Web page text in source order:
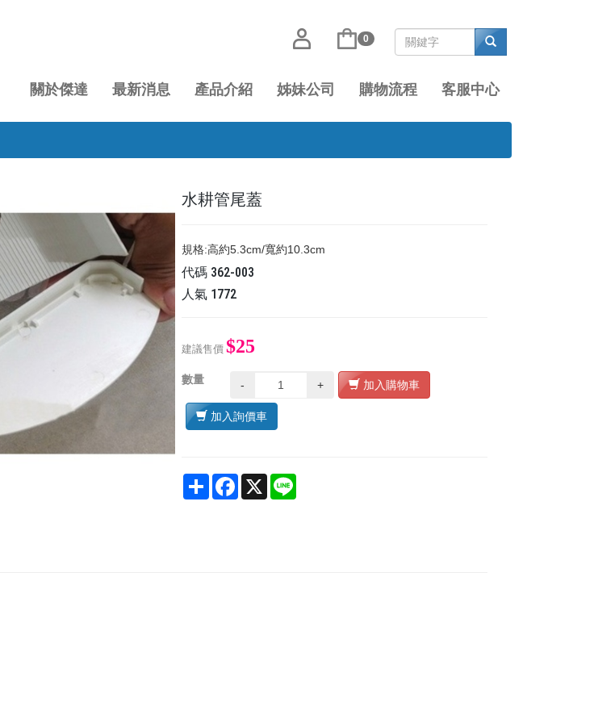
0
關於傑達 最新消息 產品介紹 姊妹公司 購物流程 客服中心
水耕管尾蓋
規格:高約5.3cm/寬約10.3cm
代碼 362-003
人氣 1772
建議售價 $25
數量 - + 加入購物車
加入詢價車
Share Facebook
X